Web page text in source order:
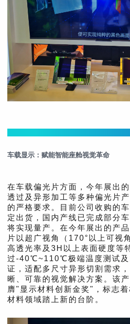
车载显示：赋能智能座舱视觉革命
在车载偏光片方面，今年展出
透过及异形加工等多种偏光片
的严格要求。目前公司收购的
定出货，国内产线已完成部分
将实现量产。在今年展出的产
片以超广视角（170°以上可视
高透光率及3H以上表面硬度等
过-40℃~110℃极端温度测试及
证，适配多尺寸异形切割需求
晰、可靠的视觉解决方案。该
膺"显示材料创新金奖"，标志
材料领域踏上新的台阶。